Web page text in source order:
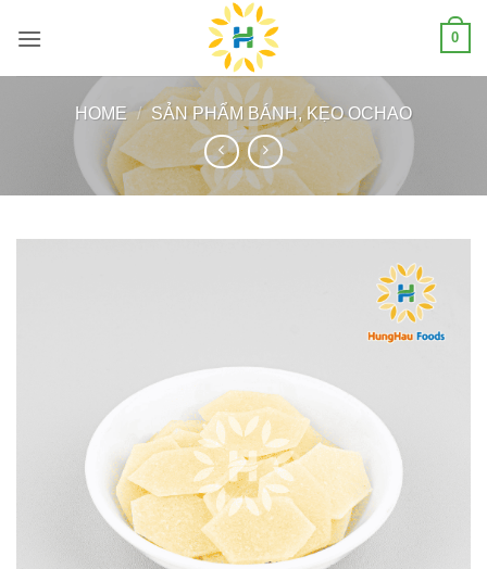
0
HOME / SẢN PHẨM BÁNH, KẸO OCHAO